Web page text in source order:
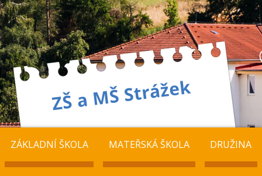
ZÁKLADNÍ ŠKOLA MATEŘSKÁ ŠKOLA DRUŽINA